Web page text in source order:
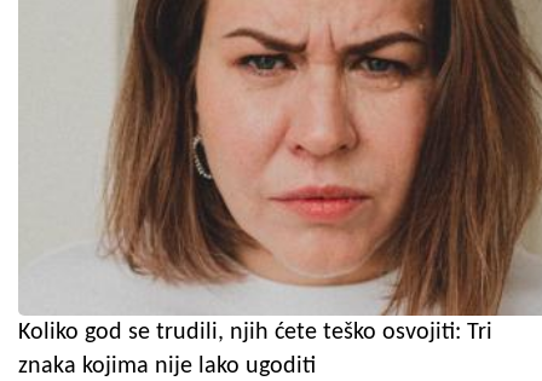
Koliko god se trudili, njih ćete teško osvojiti: Tri
znaka kojima nije lako ugoditi